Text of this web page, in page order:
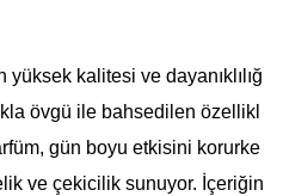
kalitesi ve dayanıklılığ
övgü ile bahsedilen özellikl
gün boyu etkisini korurke
ve çekicilik sunuyor. İçeriğin